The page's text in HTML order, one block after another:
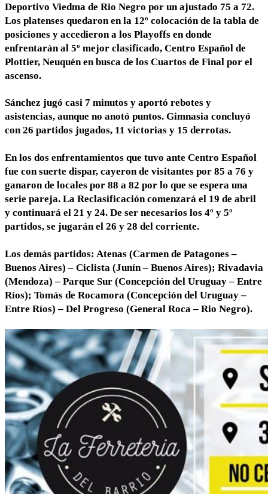
Deportivo Viedma de Rio Negro por un ajustado 75 a 72.
Los platenses quedaron en la 12º colocación de la tabla de
posiciones y accedieron a los Playoffs en donde
enfrentarán al 5º mejor clasificado, Centro Español de
Plottier, Neuquén en busca de los Cuartos de Final por el
ascenso.
Sánchez jugó casi 7 minutos y aportó rebotes y
asistencias, aunque no anotó puntos. Gimnasia concluyó
con 26 partidos jugados, 11 victorias y 15 derrotas.
En los dos enfrentamientos que tuvo ante Centro Español
fue con suerte dispar, cayeron de visitantes por 85 a 76 y
ganaron de locales por 88 a 82 por lo que se espera una
serie pareja. La Reclasificación comenzará el 19 de abril
y continuará el 21 y 24. De ser necesarios los 4º y 5º
partidos, se jugarán el 26 y 28 del corriente.
Los demás partidos: Atenas (Carmen de Patagones –
Buenos Aires) – Ciclista (Junín – Buenos Aires); Rivadavia
(Mendoza) – Parque Sur (Concepción del Uruguay – Entre
Ríos); Tomás de Rocamora (Concepción del Uruguay –
Entre Ríos) – Del Progreso (General Roca – Rio Negro).